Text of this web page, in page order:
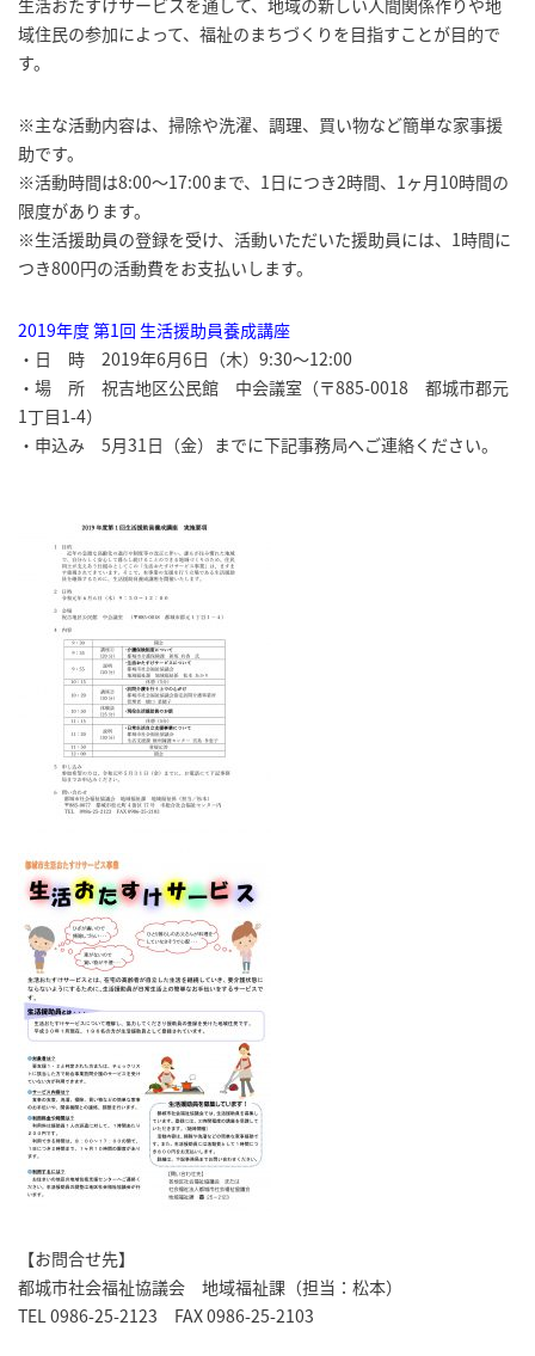
生活おたすけサービスを通して、地域の新しい人間関係作りや地
域住民の参加によって、福祉のまちづくりを目指すことが目的で
す。
※主な活動内容は、掃除や洗濯、調理、買い物など簡単な家事援
助です。
※活動時間は8:00～17:00まで、1日につき2時間、1ヶ月10時間の
限度があります。
※生活援助員の登録を受け、活動いただいた援助員には、1時間に
つき800円の活動費をお支払いします。
2019年度 第1回 生活援助員養成講座
・日 時 2019年6月6日（木）9:30～12:00
・場 所 祝吉地区公民館 中会議室（〒885-0018 都城市郡元
1丁目1-4）
・申込み 5月31日（金）までに下記事務局へご連絡ください。
【お問合せ先】
都城市社会福祉協議会 地域福祉課（担当：松本）
TEL 0986-25-2123 FAX 0986-25-2103